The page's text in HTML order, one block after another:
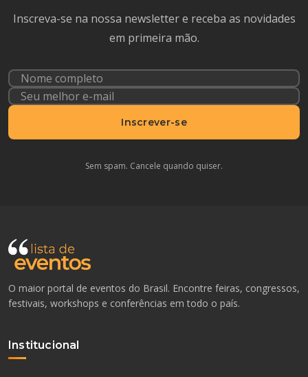
Inscreva-se na nossa newsletter e receba as novidades
em primeira mão.
Inscrever-se
Sem spam. Cancele quando quiser.
O maior portal de eventos do Brasil. Encontre feiras, congressos,
festivais, workshops e conferências em todo o país.
Institucional